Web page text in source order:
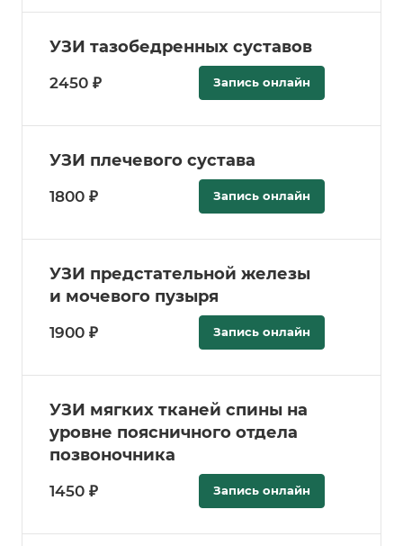
УЗИ тазобедренных суставов
2450 ₽ Запись онлайн
УЗИ плечевого сустава
1800 ₽ Запись онлайн
УЗИ предстательной железы
и мочевого пузыря
1900 ₽ Запись онлайн
УЗИ мягких тканей спины на
уровне поясничного отдела
позвоночника
1450 ₽ Запись онлайн